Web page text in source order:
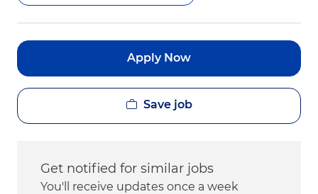
Apply Now
Save job
Get notified for similar jobs
You'll receive updates once a week